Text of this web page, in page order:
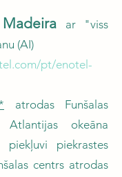
ar "viss
(AI)
pt/enotel-
atrodas Funšalas
okeāna
piekrastes
centrs atrodas